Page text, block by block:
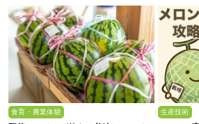
食育・農業体験 生産技術